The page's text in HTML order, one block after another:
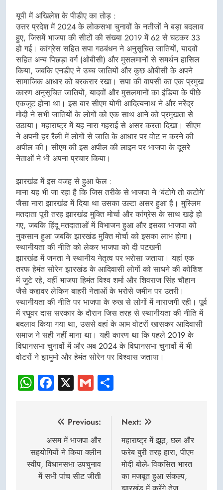
यूपी में अखिलेश के पीडीए का तोड़ :
उत्तर प्रदेश में 2024 के लोकसभा चुनावों के नतीजों ने बड़ा बदलाव
हुए, जिसमें भाजपा की सीटों की संख्या 2019 में 62 से घटकर 33
हो गई। कांग्रेस सहित सपा गठबंधन ने अनुसूचित जातियों, यादवों
सहित अन्य पिछड़ा वर्ग (ओबीसी) और मुसलमानों से समर्थन हासिल
किया, जबकि एनडीए ने उच्च जातियों और कुछ ओबीसी के अपने
सामाजिक आधार को बरकरार रखा। सपा की वापसी का एक प्रमुख
कारण अनुसूचित जातियों, यादवों और मुसलमानों का इंडिया के पीछे
एकजुट होना था। इस बार सीएम योगी आदित्यनाथ ने और नरेंद्र
मोदी ने सभी जातियों के लोगों को एक साथ आने को प्रमुखता से
उठाया। महाराष्ट्र में यह नारा गहराई से असर करता दिखा। सीएम
ने अपनी हर रैली में लोगों से जाति के आधार पर वोट न करने की
अपील की। सीएम की इस अपील की लाइन पर भाजपा के दूसरे
नेताओं ने भी अपना प्रचार किया।
झारखंड में इस वजह से हुआ फेल :
माना यह भी जा रहा है कि जिस तरीके से भाजपा ने ‘बंटोगे तो कटोगे’
जैसा नारा झारखंड में दिया था उसका उल्टा असर हुआ है। मुस्लिम
मतदाता पूरी तरह झारखंड मुक्ति मोर्चा और कांग्रेस के साथ खड़े हो
गए, जबकि हिंदू मतदाताओं में विभाजन हुआ और इसका भाजपा को
नुकसान हुआ जबकि झारखंड मुक्ति मोर्चा को इसका लाभ होगा।
स्थानीयता की नीति को लेकर भाजपा को दी पटखनी
झारखंड में जनता ने स्थानीय नेतृत्व पर भरोसा जताया। यहां एक
तरफ हेमंत सोरेन झारखंड के आदिवासी लोगों को साधने की कोशिश
में जुटे रहे, वहीं भाजपा हिमंत विश्व शर्मा और शिवराज सिंह चौहान
जैसे कद्दावर लेकिन बाहरी नेताओं के भरोसे जमीन पर उतरी।
स्थानीयता की नीति पर भाजपा के रुख से लोगों में नाराजगी रही। पूर्व
में रघुवर दास सरकार के दौरान जिस तरह से स्थानीयता की नीति में
बदलाव किया गया था, उससे वहां के आम वोटरों खासकर आदिवासी
समाज ने सही नहीं माना था। यही कारण था कि पहले 2019 के
विधानसभा चुनावों में और अब 2024 के विधानसभा चुनावों में भी
वोटरों ने झामुमो और हेमंत सोरेन पर विश्वास जताया।
WhatsApp
Facebook
X Gmail
navigation
Previous:
असम में भाजपा और
सहयोगियों ने किया क्लीन
स्वीप, विधानसभा उपचुनाव
में सभी पांच सीट जीती
Next:
महाराष्ट्र में झूठ, छल और
फरेब बुरी तरह हारा, पीएम
मोदी बोले- विकसित भारत
का मजबूत हुआ संकल्प,